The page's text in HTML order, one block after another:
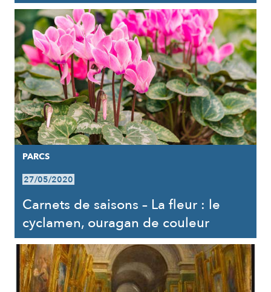
PARCS
27/05/2020
Carnets de saisons – La fleur : le
cyclamen, ouragan de couleur